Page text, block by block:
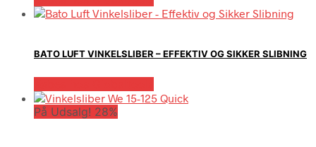
BATO LUFT VINKELSLIBER – EFFEKTIV OG SIKKER SLIBNING
På Udsalg! 28%